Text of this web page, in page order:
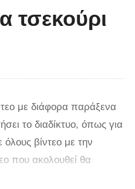
τσεκούρι
με διάφορα παράξενα
το διαδίκτυο, όπως για
βίντεο με την
που ακολουθεί θα